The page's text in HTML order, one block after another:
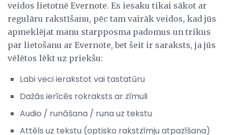
veidos lietotnē Evernote. Es iesaku tikai sākot ar
regulāru rakstīšanu, pēc tam vairāk veidos, kad jūs
apmeklējat manu starpposma padomus un trikus
par lietošanu ar Evernote, bet šeit ir saraksts, ja jūs
vēlētos lēkt uz priekšu:
Labi veci ierakstot vai tastatūru
Dažās ierīcēs rokraksts ar zīmuli
Audio / runāšana / runa uz tekstu
Attēls uz tekstu (optisko rakstzīmju atpazīšana)